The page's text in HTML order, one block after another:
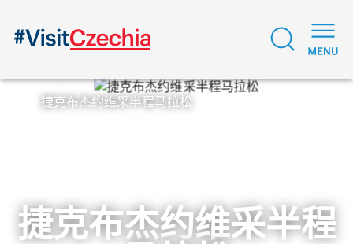
捷克布杰约维采半程马拉松
捷克布杰约维采半程